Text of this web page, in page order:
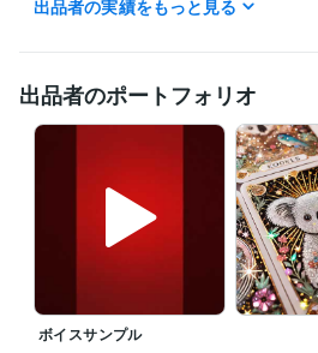
【自分を愛し、自然体で生きるためのセル
仕事も恋愛も、なんだかうまくいかない
他人と自分を比べては自虐して
ついには「私なんて、どうせ無理」と自
しかし、そんな生活を続けているうちに、
『本当の幸せは、自分を愛することから始
・自分を認める（良い所も悪い所も）
・その全てが自分なんだと受け入れる
出品者の実績をもっと見る
出品者のポートフォリオ
ボイスサンプル